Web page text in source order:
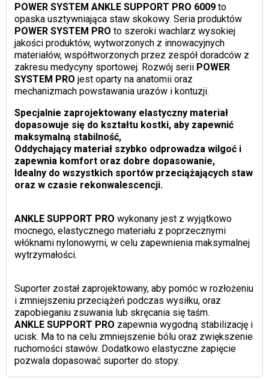
POWER SYSTEM ANKLE SUPPORT PRO 6009to
opaska usztywniająca staw skokowy. Seria produktów
POWER SYSTEM PRO to szeroki wachlarz wysokiej
jakości produktów, wytworzonych z innowacyjnych
materiałów, współtworzonych przez zespół doradców z
zakresu medycyny sportowej. Rozwój serii POWER
SYSTEM PRO jest oparty na anatomii oraz
mechanizmach powstawania urazów i kontuzji.
Specjalnie zaprojektowany elastyczny materiał
dopasowuje się do kształtu kostki, aby zapewnić
maksymalną stabilność,
Oddychający materiał szybko odprowadza wilgoć i
zapewnia komfort oraz dobre dopasowanie,
Idealny do wszystkich sportów przeciążających staw
oraz w czasie rekonwalescencji.
ANKLE SUPPORT PRO wykonany jest z wyjątkowo
mocnego, elastycznego materiału z poprzecznymi
włóknami nylonowymi, w celu zapewnienia maksymalnej
wytrzymałości.
Suporter został zaprojektowany, aby pomóc w rozłożeniu
i zmniejszeniu przeciążeń podczas wysiłku, oraz
zapobieganiu zsuwania lub skręcania się taśm.
ANKLE SUPPORT PRO zapewnia wygodną stabilizację i
ucisk. Ma to na celu zmniejszenie bólu oraz zwiększenie
ruchomości stawów. Dodatkowo elastyczne zapięcie
pozwala dopasować suporter do stopy.